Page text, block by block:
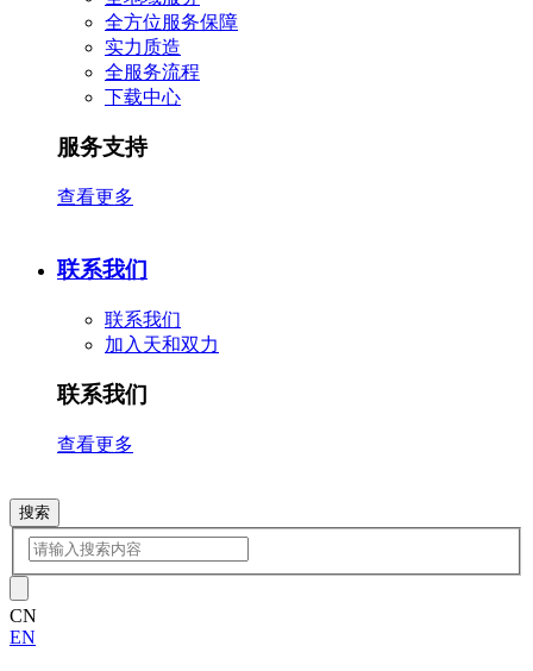
全方位服务保障
实力质造
全服务流程
下载中心
服务支持
查看更多
联系我们
联系我们
加入天和双力
联系我们
查看更多
搜索
CN
EN